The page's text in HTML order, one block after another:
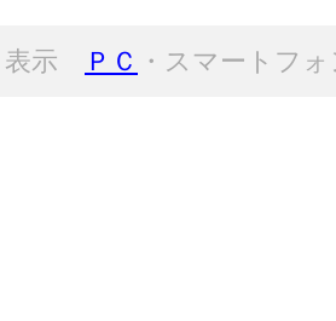
表示 ＰＣ ・スマートフ